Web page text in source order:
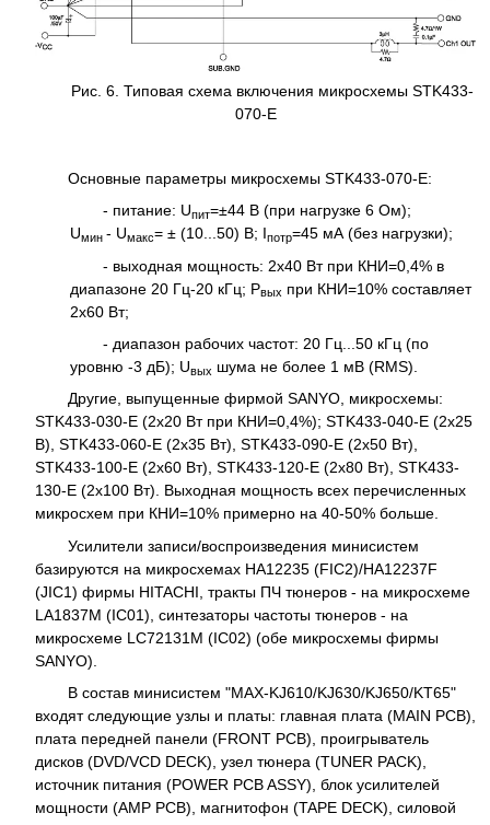
Рис. 6. Типовая схема включения микросхемы STK433-
070-E
Основные параметры микросхемы STK433-070-E:
- питание: Uпит=±44 В (при нагрузке 6 Ом);
Uмин - Uмакс= ± (10...50) В; Iпотр=45 мА (без нагрузки);
- выходная мощность: 2x40 Вт при КНИ=0,4% в
диапазоне 20 Гц-20 кГц; Рвых при КНИ=10% составляет
2x60 Вт;
- диапазон рабочих частот: 20 Гц...50 кГц (по
уровню -3 дБ); Uвых шума не более 1 мВ (RMS).
Другие, выпущенные фирмой SANYO, микросхемы:
STK433-030-E (2x20 Вт при КНИ=0,4%); STK433-040-E (2x25
B), STK433-060-E (2x35 Вт), STK433-090-E (2x50 Вт),
STK433-100-E (2x60 Вт), STK433-120-E (2x80 Вт), STK433-
130-E (2x100 Вт). Выходная мощность всех перечисленных
микросхем при КНИ=10% примерно на 40-50% больше.
Усилители записи/воспроизведения минисистем
базируются на микросхемах НА12235 (FIC2)/HA12237F
(JIC1) фирмы HITACHI, тракты ПЧ тюнеров - на микросхеме
LA1837M (IC01), синтезаторы частоты тюнеров - на
микросхеме LC72131M (IC02) (обе микросхемы фирмы
SANYO).
В состав минисистем "MAX-KJ610/KJ630/KJ650/KT65"
входят следующие узлы и платы: главная плата (MAIN PCB),
плата передней панели (FRONT PCB), проигрыватель
дисков (DVD/VCD DECK), узел тюнера (TUNER PACK),
источник питания (POWER PCB ASSY), блок усилителей
мощности (AMP PCB), магнитофон (TAPE DECK), силовой